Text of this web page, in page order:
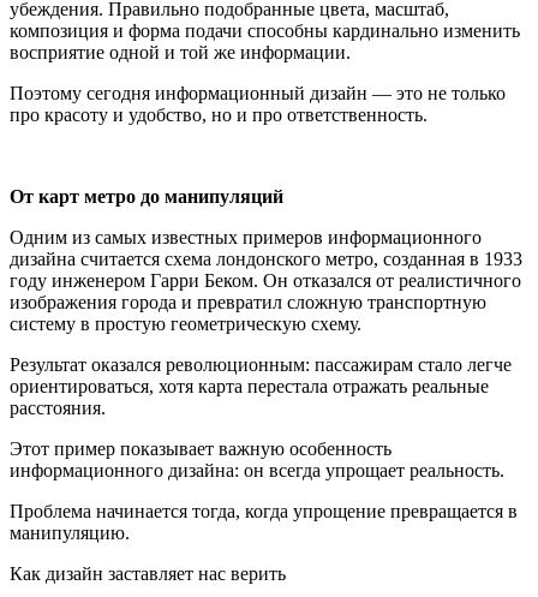
убеждения. Правильно подобранные цвета, масштаб,
композиция и форма подачи способны кардинально изменить
восприятие одной и той же информации.
Поэтому сегодня информационный дизайн — это не только
про красоту и удобство, но и про ответственность.
От карт метро до манипуляций
Одним из самых известных примеров информационного
дизайна считается схема лондонского метро, созданная в 1933
году инженером Гарри Беком. Он отказался от реалистичного
изображения города и превратил сложную транспортную
систему в простую геометрическую схему.
Результат оказался революционным: пассажирам стало легче
ориентироваться, хотя карта перестала отражать реальные
расстояния.
Этот пример показывает важную особенность
информационного дизайна: он всегда упрощает реальность.
Проблема начинается тогда, когда упрощение превращается в
манипуляцию.
Как дизайн заставляет нас верить